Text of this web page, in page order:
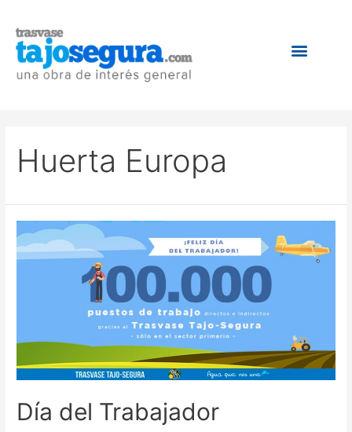
Huerta Europa
Día del Trabajador